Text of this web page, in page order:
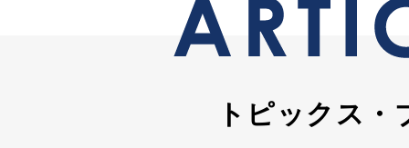
トピックス・